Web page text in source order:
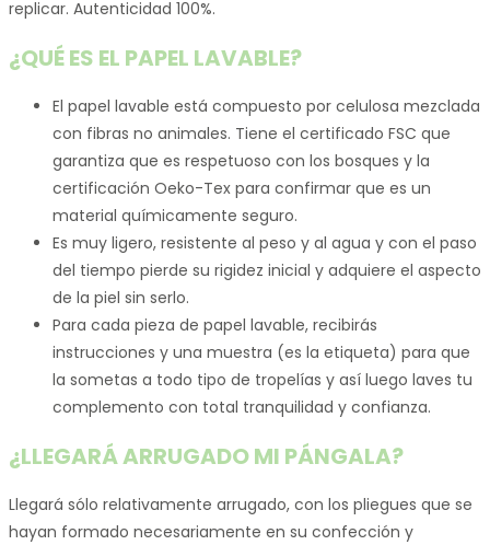
replicar. Autenticidad 100%.
¿QUÉ ES EL PAPEL LAVABLE?
El papel lavable está compuesto por celulosa mezclada
con fibras no animales. Tiene el certificado FSC que
garantiza que es respetuoso con los bosques y la
certificación Oeko-Tex para confirmar que es un
material químicamente seguro.
Es muy ligero, resistente al peso y al agua y con el paso
del tiempo pierde su rigidez inicial y adquiere el aspecto
de la piel sin serlo.
Para cada pieza de papel lavable, recibirás
instrucciones y una muestra (es la etiqueta) para que
la sometas a todo tipo de tropelías y así luego laves tu
complemento con total tranquilidad y confianza.
¿LLEGARÁ ARRUGADO MI PÁNGALA?
Llegará sólo relativamente arrugado, con los pliegues que se
hayan formado necesariamente en su confección y